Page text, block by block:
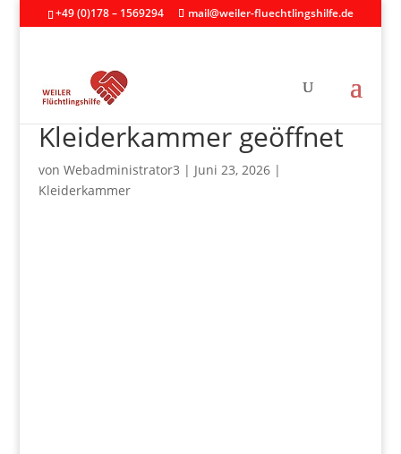
+49 (0)178 – 1569294 mail@weiler-fluechtlingshilfe.de
Kleiderkammer geöffnet
von Webadministrator3 | Juni 23, 2026|
Kleiderkammer